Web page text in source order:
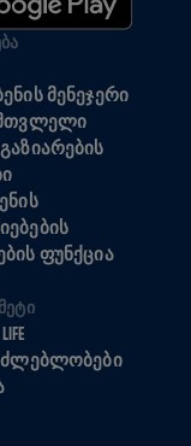
ᲛᲔᲜᲔᲯᲔᲠᲘ
ᲛᲗᲕᲚᲔᲚᲘ
ᲤᲣᲜᲥᲪᲘᲐ